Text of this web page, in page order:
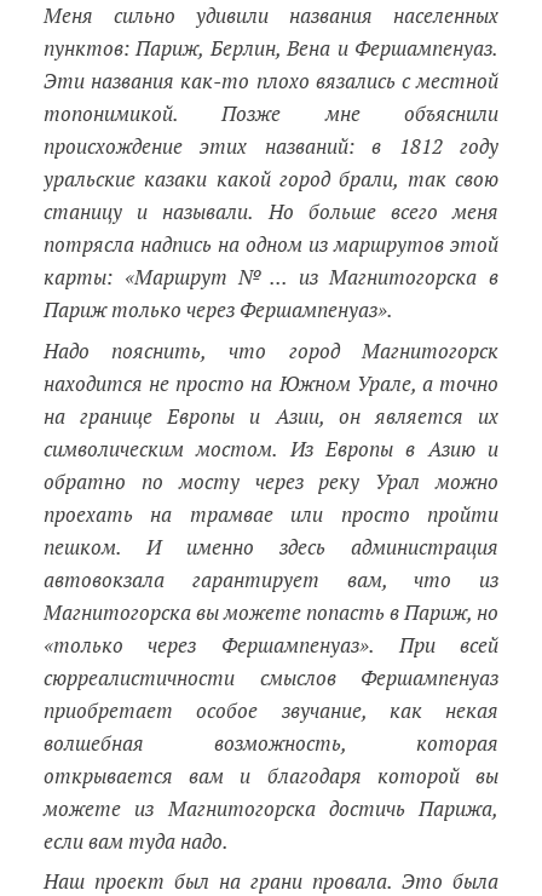
Меня сильно удивили названия населенных
пунктов: Париж, Берлин, Вена и Фершампенуаз.
Эти названия как-то плохо вязались с местной
топонимикой. Позже мне объяснили
происхождение этих названий: в 1812 году
уральские казаки какой город брали, так свою
станицу и называли. Но больше всего меня
потрясла надпись на одном из маршрутов этой
карты: «Маршрут №... из Магнитогорска в
Париж только через Фершампенуаз».
Надо пояснить, что город Магнитогорск
находится не просто на Южном Урале, а точно
на границе Европы и Азии, он является их
символическим мостом. Из Европы в Азию и
обратно по мосту через реку Урал можно
проехать на трамвае или просто пройти
пешком. И именно здесь администрация
автовокзала гарантирует вам, что из
Магнитогорска вы можете попасть в Париж, но
«только через Фершампенуаз». При всей
сюрреалистичности смыслов Фершампенуаз
приобретает особое звучание, как некая
волшебная возможность, которая
открывается вам и благодаря которой вы
можете из Магнитогорска достичь Парижа,
если вам туда надо.
Наш проект был на грани провала. Это была